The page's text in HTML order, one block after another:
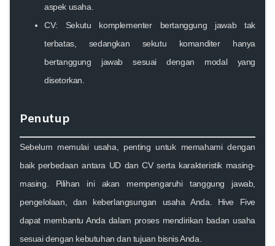
aspek usaha.
CV: Sekutu komplementer bertanggung jawab tak
terbatas, sedangkan sekutu komanditer hanya
bertanggung jawab sesuai dengan modal yang
disetorkan.
Penutup
Sebelum memulai usaha, penting untuk memahami dengan
baik perbedaan antara UD dan CV serta karakteristik masing-
masing. Pilihan ini akan mempengaruhi tanggung jawab,
pengelolaan, dan keberlangsungan usaha Anda. Hive Five
dapat membantu Anda dalam proses mendirikan badan usaha
sesuai dengan kebutuhan dan tujuan bisnis Anda.